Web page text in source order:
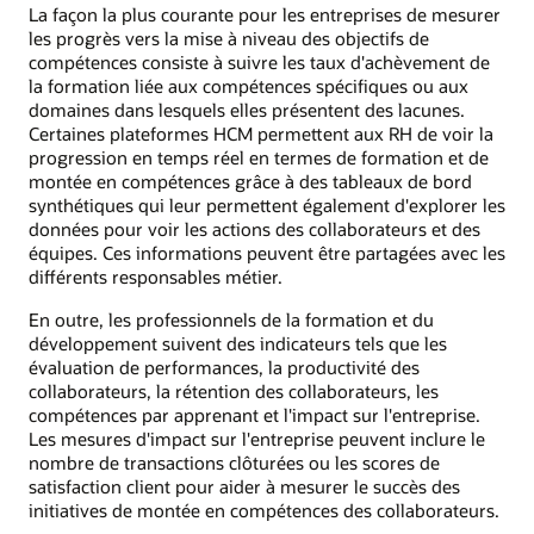
La façon la plus courante pour les entreprises de mesurer
les progrès vers la mise à niveau des objectifs de
compétences consiste à suivre les taux d'achèvement de
la formation liée aux compétences spécifiques ou aux
domaines dans lesquels elles présentent des lacunes.
Certaines plateformes HCM permettent aux RH de voir la
progression en temps réel en termes de formation et de
montée en compétences grâce à des tableaux de bord
synthétiques qui leur permettent également d'explorer les
données pour voir les actions des collaborateurs et des
équipes. Ces informations peuvent être partagées avec les
différents responsables métier.
En outre, les professionnels de la formation et du
développement suivent des indicateurs tels que les
évaluation de performances, la productivité des
collaborateurs, la rétention des collaborateurs, les
compétences par apprenant et l'impact sur l'entreprise.
Les mesures d'impact sur l'entreprise peuvent inclure le
nombre de transactions clôturées ou les scores de
satisfaction client pour aider à mesurer le succès des
initiatives de montée en compétences des collaborateurs.